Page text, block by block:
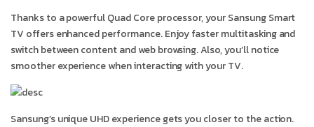
Thanks to a powerful Quad Core processor, your Sansung Smart
TV offers enhanced performance. Enjoy faster multitasking and
switch between content and web browsing. Also, you’ll notice
smoother experience when interacting with your TV.
Sansung’s unique UHD experience gets you closer to the action.